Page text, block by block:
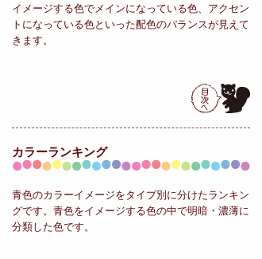
イメージする色でメインになっている色、アクセン
トになっている色といった配色のバランスが見えて
きます。
カラーランキング
青色のカラーイメージをタイプ別に分けたランキン
グです。青色をイメージする色の中で明暗・濃薄に
分類した色です。